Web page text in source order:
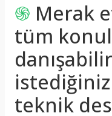
֍ Merak
tüm
teknik